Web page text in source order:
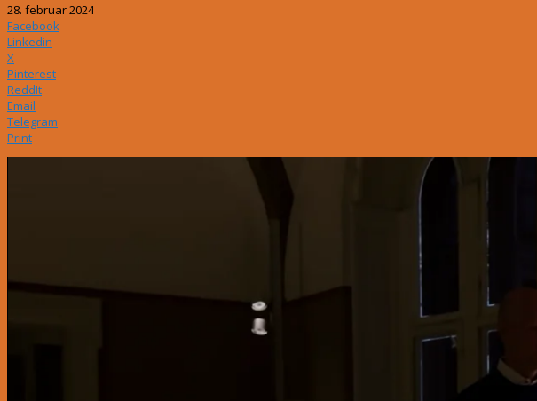
28. februar 2024
Facebook
Linkedin
X
Pinterest
ReddIt
Email
Telegram
Print